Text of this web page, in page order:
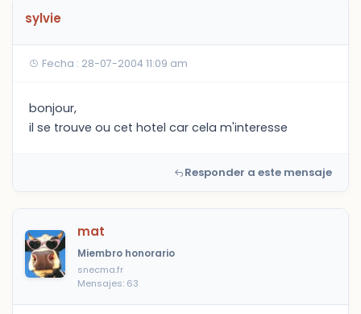
sylvie
Fecha : 28-07-2004 11:09 am
bonjour,
il se trouve ou cet hotel car cela m'interesse
Responder a este mensaje
mat
Miembro honorario
snecma.fr
Mensajes: 63